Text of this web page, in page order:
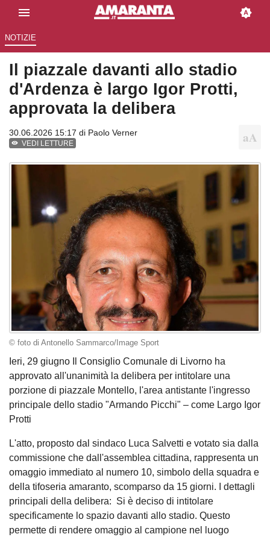
NOTIZIE
Il piazzale davanti allo stadio
d'Ardenza è largo Igor Protti,
approvata la delibera
30.06.2026 15:17 di Paolo Verner
VEDI LETTURE
© foto di Antonello Sammarco/Image Sport
Ieri, 29 giugno Il Consiglio Comunale di Livorno ha
approvato all'unanimità la delibera per intitolare una
porzione di piazzale Montello, l'area antistante l'ingresso
principale dello stadio "Armando Picchi" – come Largo Igor
Protti
L'atto, proposto dal sindaco Luca Salvetti e votato sia dalla
commissione che dall'assemblea cittadina, rappresenta un
omaggio immediato al numero 10, simbolo della squadra e
della tifoseria amaranto, scomparso da 15 giorni. I dettagli
principali della delibera: Si è deciso di intitolare
specificamente lo spazio davanti allo stadio. Questo
permette di rendere omaggio al campione nel luogo